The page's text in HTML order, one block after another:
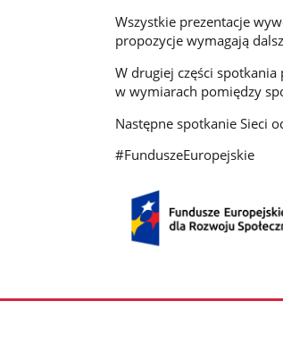
Wszystkie prezentacje
propozycje wymagają
W drugiej części
w wymiarach pomiędzy
Następne spotkanie Sieci
#FunduszeEuropejskie